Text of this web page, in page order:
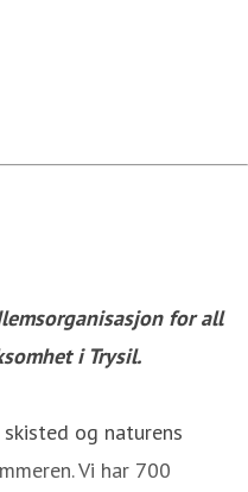
for all
i Trysil.
og naturens
Vi har 700